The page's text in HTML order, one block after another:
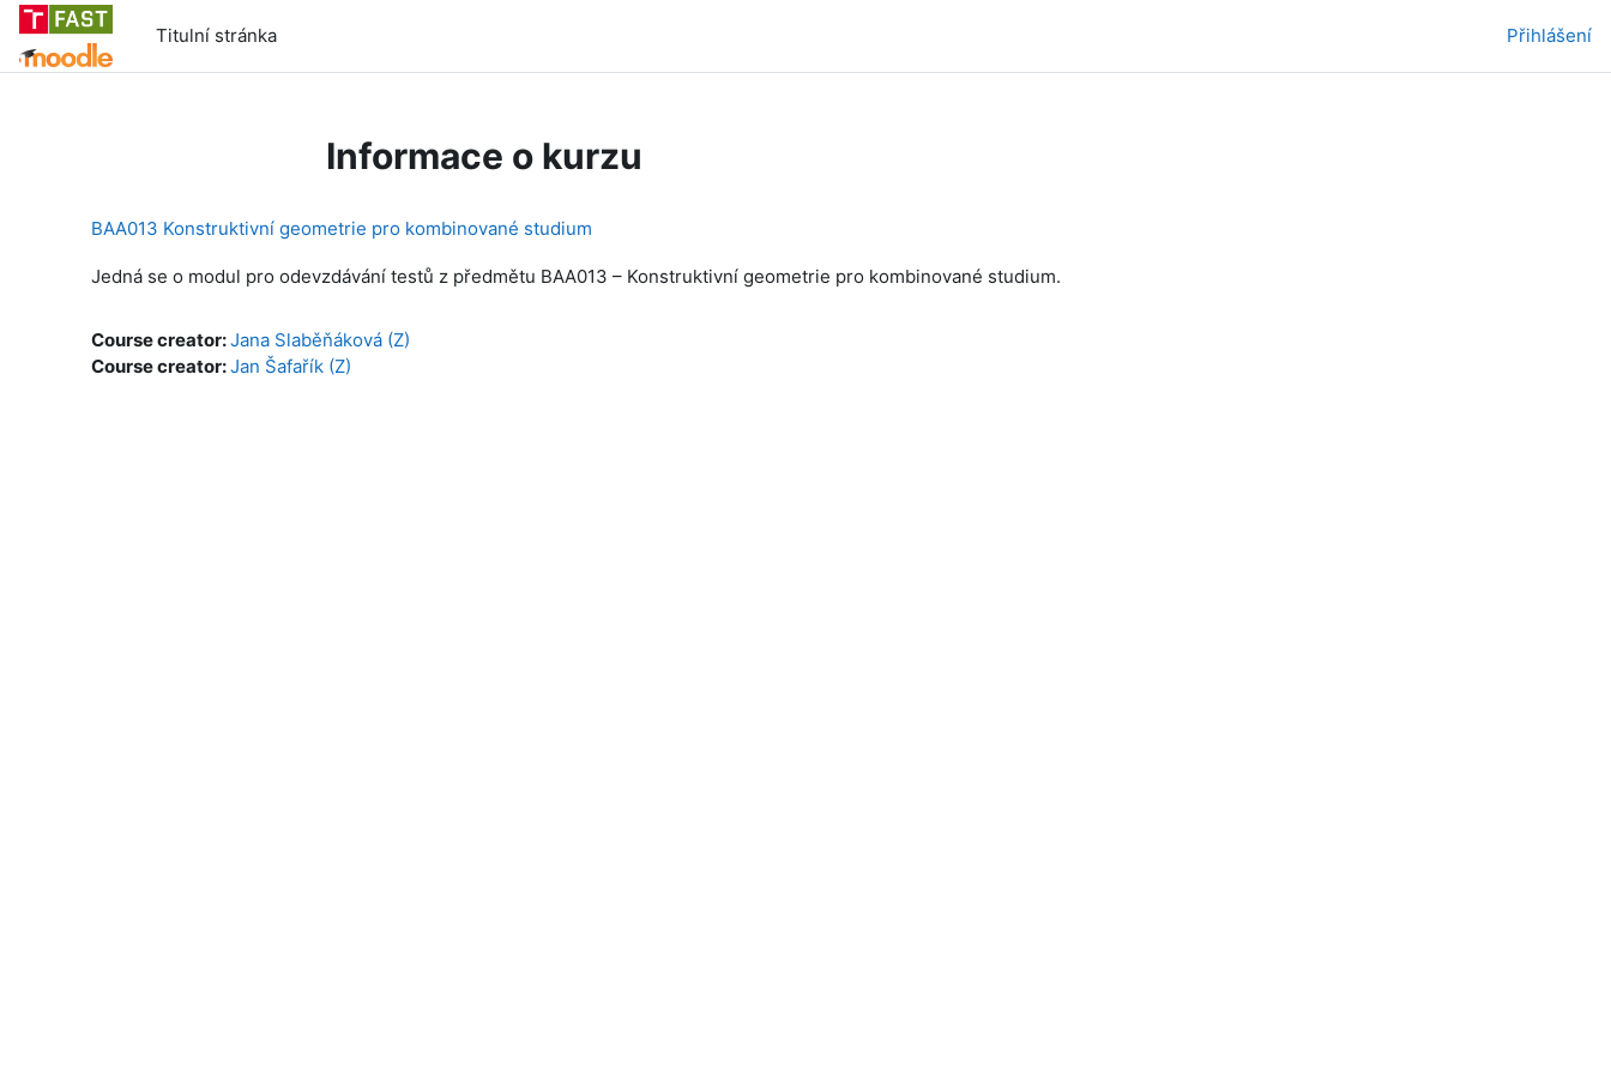
Přejít k hlavnímu obsahu
Titulní stránka
Přihlášení
Informace o kurzu
BAA013 Konstruktivní geometrie pro kombinované studium
Jedná se o modul pro odevzdávání testů z předmětu BAA013 – Konstruktivní geometrie pro kombinované studium.
Course creator:Jana Slaběňáková (Z)
Course creator:Jan Šafařík (Z)